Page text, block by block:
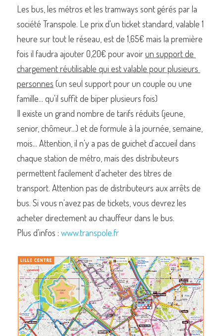
Les bus, les métros et les tramways sont gérés par la
société Transpole. Le prix d'un ticket standard, valable 1
heure sur tout le réseau, est de 1,65€ mais la première
fois il faudra ajouter 0,20€ pour avoir un support de
chargement réutilisable qui est valable pour plusieurs
personnes (un seul support pour un couple ou une
famille... qu'il suffit de biper plusieurs fois)
Il existe un grand nombre de tarifs réduits (jeune,
senior, chômeur...) et de formule à la journée, semaine,
mois... Attention, il n'y a pas de guichet d'accueil dans
chaque station de métro, mais des distributeurs
permettent facilement d'acheter des titres de
transport. Attention pas de distributeurs aux arrêts de
bus. Si vous n'avez pas de tickets, vous devrez les
acheter directement au chauffeur dans le bus.
Plus d'infos : www.transpole.fr